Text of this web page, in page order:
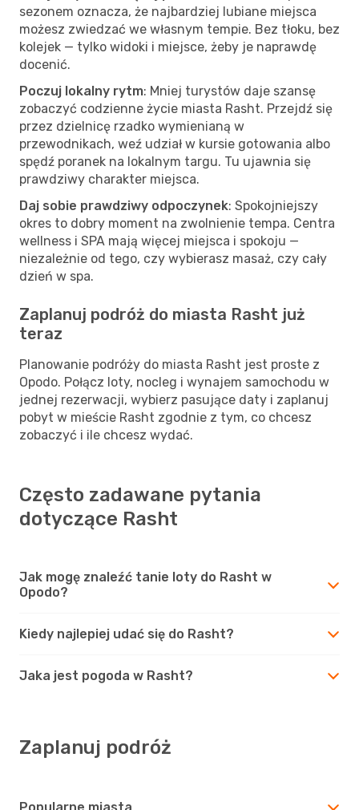
sezonem oznacza, że najbardziej lubiane miejsca
możesz zwiedzać we własnym tempie. Bez tłoku, bez
kolejek — tylko widoki i miejsce, żeby je naprawdę
docenić.
Poczuj lokalny rytm: Mniej turystów daje szansę
zobaczyć codzienne życie miasta Rasht. Przejdź się
przez dzielnicę rzadko wymienianą w
przewodnikach, weź udział w kursie gotowania albo
spędź poranek na lokalnym targu. Tu ujawnia się
prawdziwy charakter miejsca.
Daj sobie prawdziwy odpoczynek: Spokojniejszy
okres to dobry moment na zwolnienie tempa. Centra
wellness i SPA mają więcej miejsca i spokoju —
niezależnie od tego, czy wybierasz masaż, czy cały
dzień w spa.
Zaplanuj podróż do miasta Rasht już
teraz
Planowanie podróży do miasta Rasht jest proste z
Opodo. Połącz loty, nocleg i wynajem samochodu w
jednej rezerwacji, wybierz pasujące daty i zaplanuj
pobyt w mieście Rasht zgodnie z tym, co chcesz
zobaczyć i ile chcesz wydać.
Często zadawane pytania
dotyczące Rasht
Jak mogę znaleźć tanie loty do Rasht w
Opodo?
Kiedy najlepiej udać się do Rasht?
Jaka jest pogoda w Rasht?
Zaplanuj podróż